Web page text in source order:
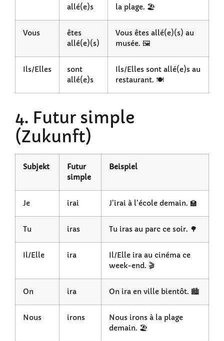
allé(e)s
la plage. 🏖️
Vous
êtes
allé(e)(s)
Vous êtes allé(e)(s) au
musée. 🖼️
Ils/Elles
sont
allé(e)s
Ils/Elles sont allé(e)s au
restaurant. 🍽️
4. Futur simple
(Zukunft)
Subjekt
Futur
simple
Beispiel
Je irai J’irai à l’école demain. 🏫
Tu iras Tu iras au parc ce soir. 🌳
Il/Elle ira
Il/Elle ira au cinéma ce
week-end. 🎬
On ira On ira en ville bientôt. 🏙️
Nous irons
Nous irons à la plage
demain. 🏖️